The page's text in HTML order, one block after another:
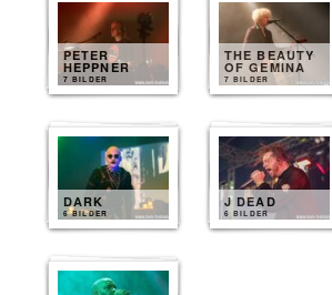
PETER
HEPPNER
7 BILDER
THE BEAUTY
OF GEMINA
7 BILDER
DARK
6 BILDER
J DEAD
6 BILDER